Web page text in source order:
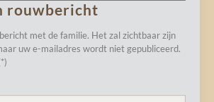
rouwbericht
met de familie. Het zal zichtbaar zijn
uw e-mailadres wordt niet gepubliceerd.